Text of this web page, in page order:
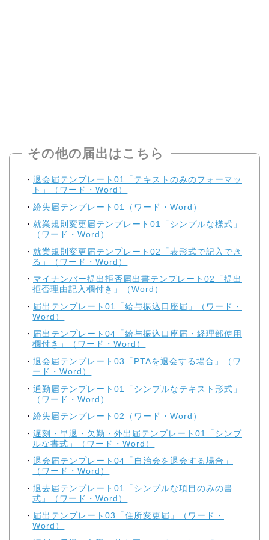
その他の届出はこちら
退会届テンプレート01「テキストのみのフォーマッ
ト」（ワード・Word）
紛失届テンプレート01（ワード・Word）
就業規則変更届テンプレート01「シンプルな様式」
（ワード・Word）
就業規則変更届テンプレート02「表形式で記入でき
る」（ワード・Word）
マイナンバー提出拒否届出書テンプレート02「提出
拒否理由記入欄付き」（Word）
届出テンプレート01「給与振込口座届」（ワード・
Word）
届出テンプレート04「給与振込口座届・経理部使用
欄付き」（ワード・Word）
退会届テンプレート03「PTAを退会する場合」（ワ
ード・Word）
通勤届テンプレート01「シンプルなテキスト形式」
（ワード・Word）
紛失届テンプレート02（ワード・Word）
遅刻・早退・欠勤・外出届テンプレート01「シンプ
ルな書式」（ワード・Word）
退会届テンプレート04「自治会を退会する場合」
（ワード・Word）
退去届テンプレート01「シンプルな項目のみの書
式」（ワード・Word）
届出テンプレート03「住所変更届」（ワード・
Word）